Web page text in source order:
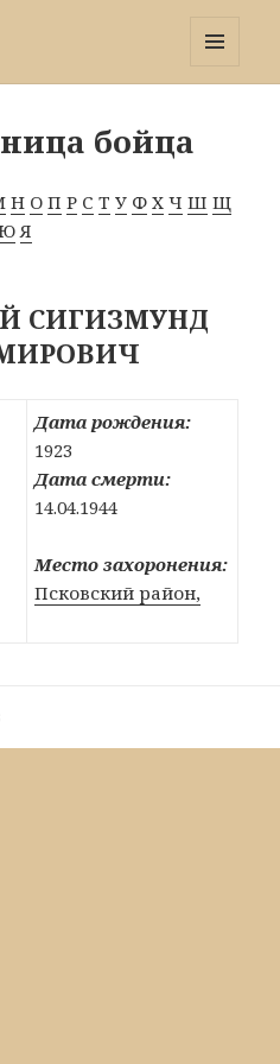
бойца
Н О П Р С Т У Ф Х Ч Ш Щ
Я
СИГИЗМУНД
Дата рождения:
1923
Дата смерти:
14.04.1944
Место захоронения:
Псковский район,